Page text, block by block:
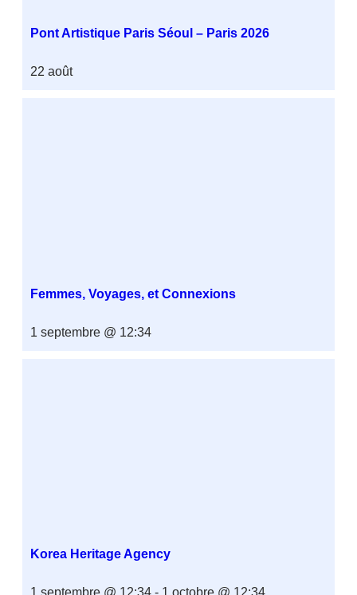
Pont Artistique Paris Séoul – Paris 2026
22 août
Femmes, Voyages, et Connexions
1 septembre @ 12:34
Korea Heritage Agency